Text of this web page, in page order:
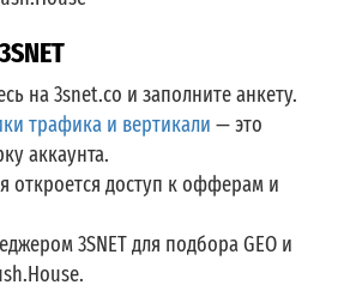
на 3snet.co и заполните анкету.
трафика и вертикали — это
аккаунта.
откроется доступ к офферам и
3SNET для подбора GEO и